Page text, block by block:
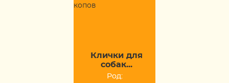
Клички для
собак...
Род: